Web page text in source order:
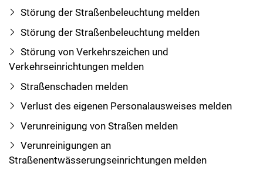
Störung der Straßenbeleuchtung melden
Störung der Straßenbeleuchtung melden
Störung von Verkehrszeichen und
Verkehrseinrichtungen melden
Straßenschaden melden
Verlust des eigenen Personalausweises melden
Verunreinigung von Straßen melden
Verunreinigungen an
Straßenentwässerungseinrichtungen melden